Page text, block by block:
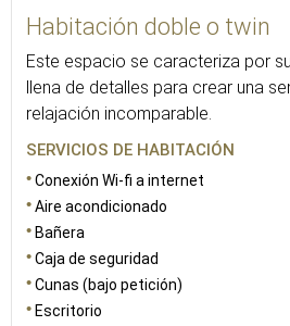
Habitación doble o twin
Este espacio se caracteriza por
llena de detalles para crear una
relajación incomparable.
SERVICIOS DE HABITACIÓN
Conexión Wi-fi a internet
Aire acondicionado
Bañera
Caja de seguridad
Cunas (bajo petición)
Escritorio